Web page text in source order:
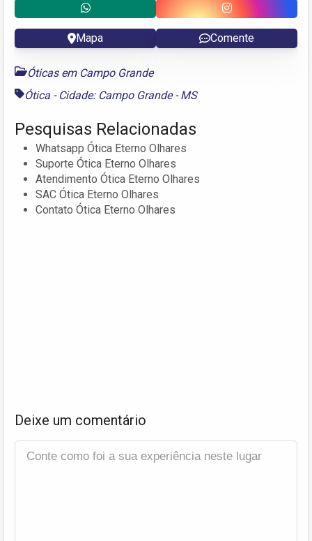
Mapa Comente
Óticas em Campo Grande
Ótica - Cidade: Campo Grande - MS
Pesquisas Relacionadas
Whatsapp Ótica Eterno Olhares
Suporte Ótica Eterno Olhares
Atendimento Ótica Eterno Olhares
SAC Ótica Eterno Olhares
Contato Ótica Eterno Olhares
Deixe um comentário